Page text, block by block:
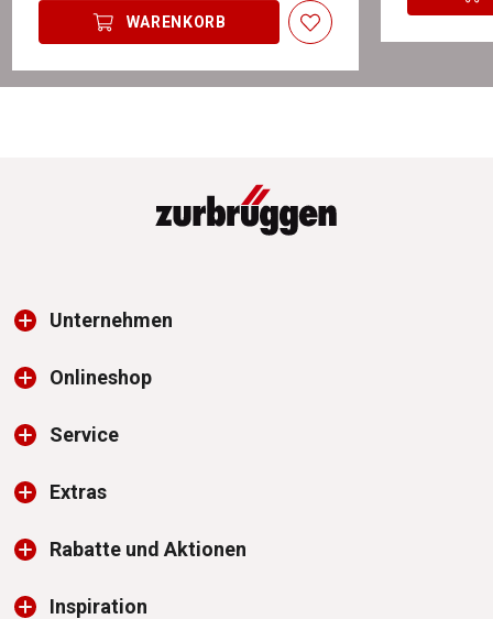
WARENKORB
Unternehmen
Onlineshop
Service
Extras
Rabatte und Aktionen
Inspiration